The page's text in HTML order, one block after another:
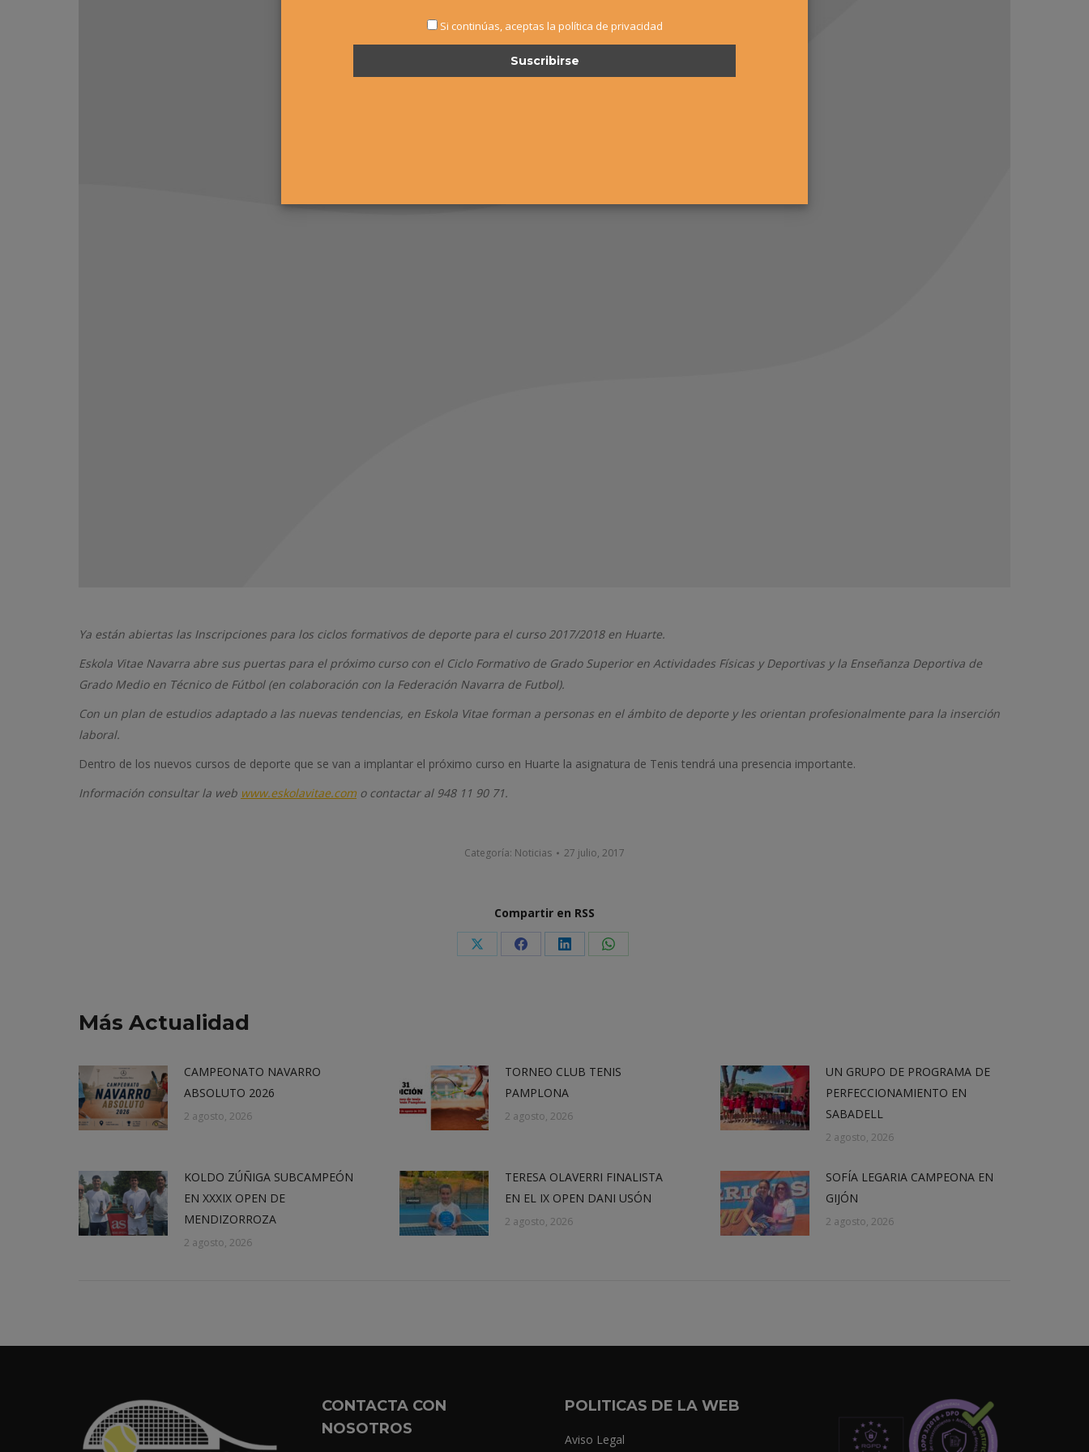
Ya están abiertas las Inscripciones para los ciclos formativos de deporte para el curso 2017/2018 en Huarte.
Eskola Vitae Navarra abre sus puertas para el próximo curso con el Ciclo Formativo de Grado Superior en Actividades Físicas y Deportivas y la Enseñanza Deportiva de
Grado Medio en Técnico de Fútbol (en colaboración con la Federación Navarra de Futbol).
Con un plan de estudios adaptado a las nuevas tendencias, en Eskola Vitae forman a personas en el ámbito de deporte y les orientan profesionalmente para la inserción
laboral.
Dentro de los nuevos cursos de deporte que se van a implantar el próximo curso en Huarte la asignatura de Tenis tendrá una presencia importante.
Información consultar la web www.eskolavitae.com o contactar al 948 11 90 71.
Categoría: Noticias 27 julio, 2017
Compartir en RSS
Share Share Share Share
Más Actualidad
CAMPEONATO NAVARRO
ABSOLUTO 2026
2 agosto, 2026
TORNEO CLUB TENIS
PAMPLONA
2 agosto, 2026
UN GRUPO DE PROGRAMA DE
PERFECCIONAMIENTO EN
SABADELL
2 agosto, 2026
KOLDO ZÚÑIGA SUBCAMPEÓN
EN XXXIX OPEN DE
MENDIZORROZA
2 agosto, 2026
TERESA OLAVERRI FINALISTA
EN EL IX OPEN DANI USÓN
2 agosto, 2026
SOFÍA LEGARIA CAMPEONA EN
GIJÓN
2 agosto, 2026
CONTACTA CON
NOSOTROS
POLITICAS DE LA WEB
Aviso Legal
Si continúas, aceptas la política de privacidad